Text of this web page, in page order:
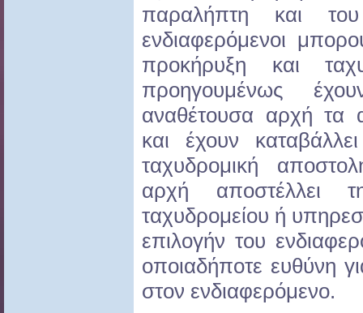
παραλήπτη και
ενδιαφερόμενοι
προκήρυξη και
προηγουμένως
αναθέτουσα αρχή τα
και έχουν
ταχυδρομική
αρχή αποστέλλει
ταχυδρομείου ή
επιλογήν του
οποιαδήποτε ευθύνη
στον ενδιαφερόμενο.